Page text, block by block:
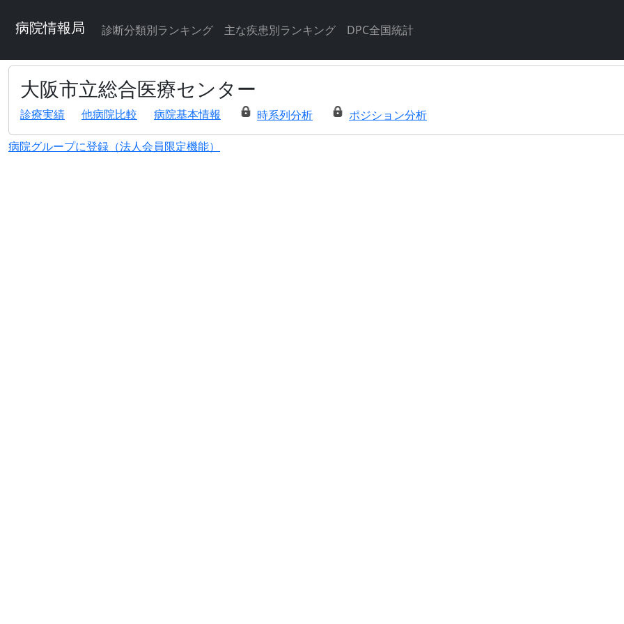
病院情報局 診断分類別ランキング 主な疾患別ランキング DPC全国統計
大阪市立総合医療センター
診療実績 他病院比較 病院基本情報 時系列分析 ポジション分析
病院グループに登録（法人会員限定機能）